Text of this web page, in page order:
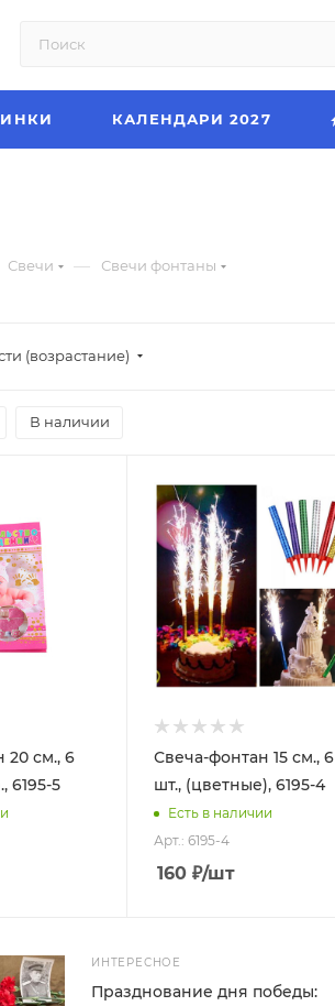
КАЛЕНДАРИ 2027
Свечи — Свечи фонтаны
(возрастание)
В наличии
20 см., 6
6195-5
Свеча-фонтан 15 см., 6
шт., (цветные), 6195-4
Есть в наличии
Арт.: 6195-4
160₽/шт
ИНТЕРЕСНОЕ
Празднование дня победы: